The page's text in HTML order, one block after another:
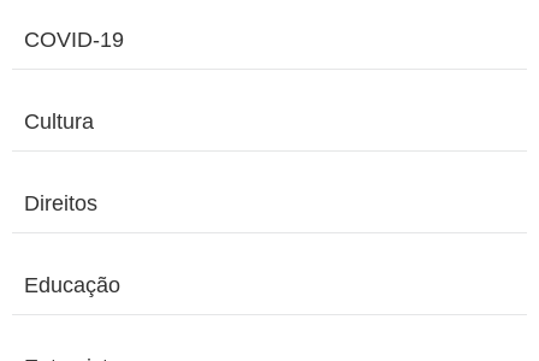
COVID-19
Cultura
Direitos
Educação